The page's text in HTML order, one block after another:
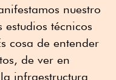
nuestro
técnicos
cosa de entender
de ver en
infraestructura